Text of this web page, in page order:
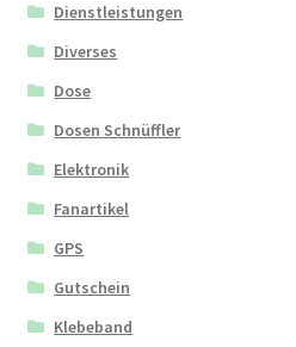
Dienstleistungen
Diverses
Dose
Dosen Schnüffler
Elektronik
Fanartikel
GPS
Gutschein
Klebeband